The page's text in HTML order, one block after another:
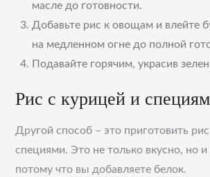
масле до готовности.
Добавьте рис к овощам и влейте
на медленном огне до полной
Подавайте горячим, украсив
Рис с курицей и
Другой способ – это приготовить
специями. Это не только вкусно, но и
потому что вы добавляете белок.